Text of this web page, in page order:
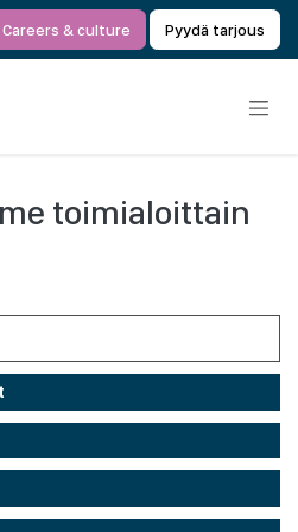
Careers & culture Pyydä tarjous
toimialoittain